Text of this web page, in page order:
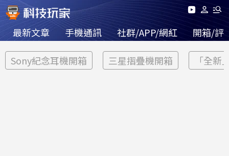
最新文章 手機通訊 社群/APP/網紅 開箱/評
Sony紀念耳機開箱 三星摺疊機開箱 「全新